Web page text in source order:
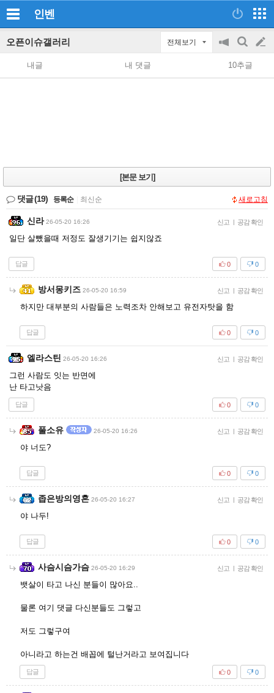
인벤
오픈이슈갤러리 전체보기
공
지
on/off
검
색
글
쓰
내글 내 댓글 10추글
[본문 보기]
댓글(19) 등록순 최신순 새로고침
신라 26-05-20 16:26 신고 | 공감 확인
일단 살뺐을때 저정도 잘생기기는 쉽지않죠
답글 0
0
방서몽키즈 26-05-20 16:59 신고 | 공감 확인
하지만 대부분의 사람들은 노력조차 안해보고 유전자탓을 함
답글 0
0
엘라스틴 26-05-20 16:26 신고 | 공감 확인
그런 사람도 잇는 반면에
난 타고낫음
답글 0
0
풀소유 26-05-20 16:26 신고 | 공감 확인
야 너도?
답글 0
0
좁은방의영혼 26-05-20 16:27 신고 | 공감 확인
야 나두!
답글 0
0
사슴시슴가슴 26-05-20 16:29 신고 | 공감 확인
뱃살이 타고 나신 분들이 많아요..
물론 여기 댓글 다신분들도 그렇고
저도 그렇구여
아니라고 하는건 배꼽에 털난거라고 보여집니다
답글 0
0